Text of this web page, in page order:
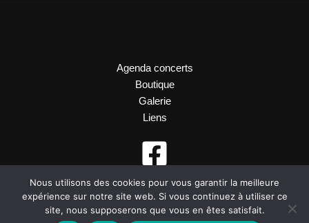
Agenda concerts
Boutique
Galerie
Liens
Nous utilisons des cookies pour vous garantir la meilleure
expérience sur notre site web. Si vous continuez à utiliser ce
site, nous supposerons que vous en êtes satisfait.